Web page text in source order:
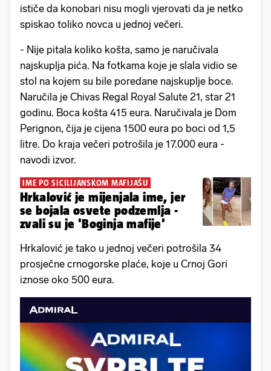
ističe da konobari nisu mogli vjerovati da je netko
spiskao toliko novca u jednoj večeri.
- Nije pitala koliko košta, samo je naručivala
najskuplja pića. Na fotkama koje je slala vidio se
stol na kojem su bile poredane najskuplje boce.
Naručila je Chivas Regal Royal Salute 21, star 21
godinu. Boca košta 415 eura. Naručivala je Dom
Perignon, čija je cijena 1500 eura po boci od 1,5
litre. Do kraja večeri potrošila je 17.000 eura -
navodi izvor.
IME PO SICILIJANSKOM MAFIJAŠU
Hrkalović je mijenjala ime, jer
se bojala osvete podzemlja -
zvali su je 'Boginja mafije'
Hrkalović je tako u jednoj večeri potrošila 34
prosječne crnogorske plaće, koje u Crnoj Gori
iznose oko 500 eura.